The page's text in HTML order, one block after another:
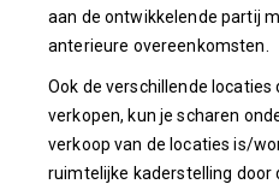
aan de ontwikkelende partij
anterieure overeenkomsten.
Ook de verschillende locaties
verkopen, kun je scharen
verkoop van de locaties is/
ruimtelijke kaderstelling door